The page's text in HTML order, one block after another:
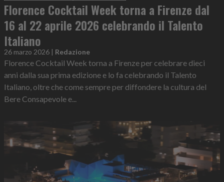
Florence Cocktail Week torna a Firenze dal
16 al 22 aprile 2026 celebrando il Talento
Italiano
26 marzo 2026 | Redazione
Florence Cocktail Week torna a Firenze per celebrare dieci
anni dalla sua prima edizione e lo fa celebrando il Talento
Italiano, oltre che come sempre per diffondere la cultura del
Bere Consapevole e...